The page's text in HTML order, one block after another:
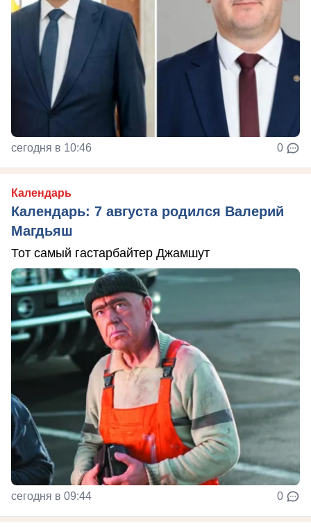
сегодня в 10:46 0
Календарь
Календарь: 7 августа родился Валерий
Магдьяш
Тот самый гастарбайтер Джамшут
сегодня в 09:44 0